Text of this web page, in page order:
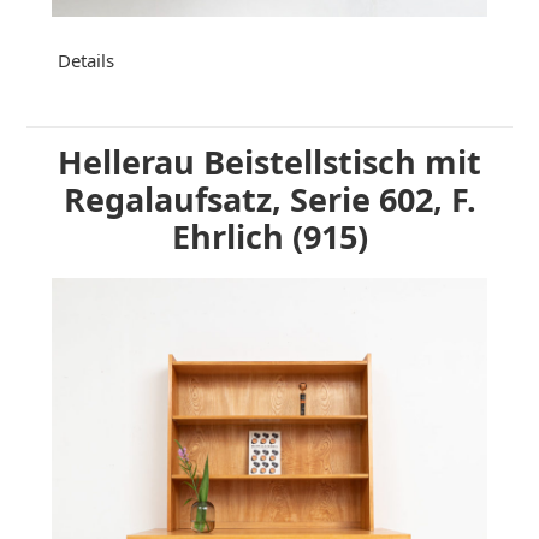
Details
Hellerau Beistellstisch mit
Regalaufsatz, Serie 602, F.
Ehrlich (915)